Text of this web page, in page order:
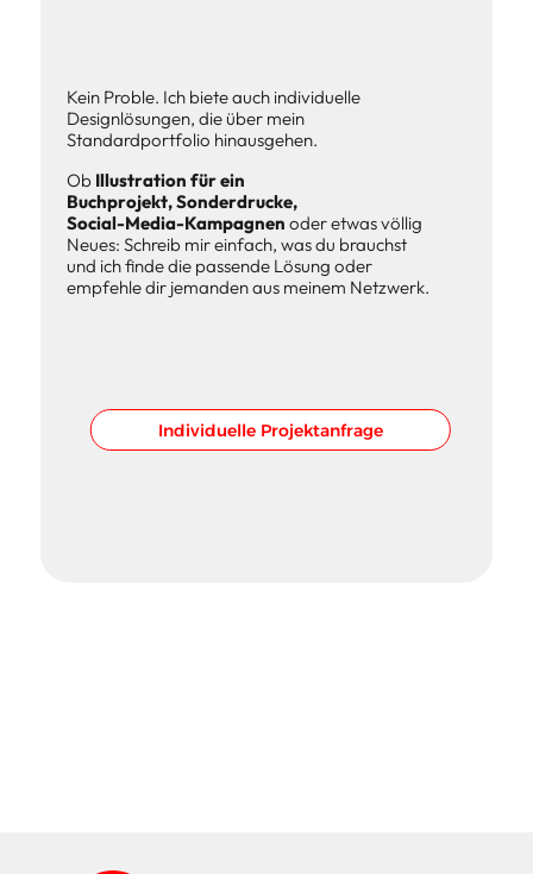
Kein Proble. Ich biete auch individuelle
Designlösungen, die über mein
Standardportfolio hinausgehen.
Ob Illustration für ein
Buchprojekt, Sonderdrucke,
Social-Media-Kampagnen oder etwas völlig
Neues: Schreib mir einfach, was du brauchst
und ich finde die passende Lösung oder
empfehle dir jemanden aus meinem Netzwerk.
Individuelle Projektanfrage